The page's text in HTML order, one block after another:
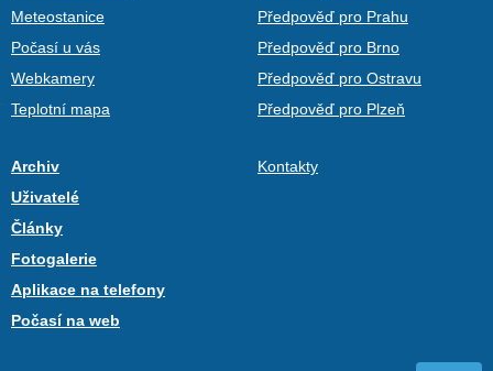
Meteostanice
Počasí u vás
Webkamery
Teplotní mapa
Předpověď pro Prahu
Předpověď pro Brno
Předpověď pro Ostravu
Předpověď pro Plzeň
Archiv
Uživatelé
Články
Fotogalerie
Aplikace na telefony
Počasí na web
Kontakty